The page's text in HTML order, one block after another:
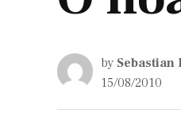
by Sebastian
15/08/2010